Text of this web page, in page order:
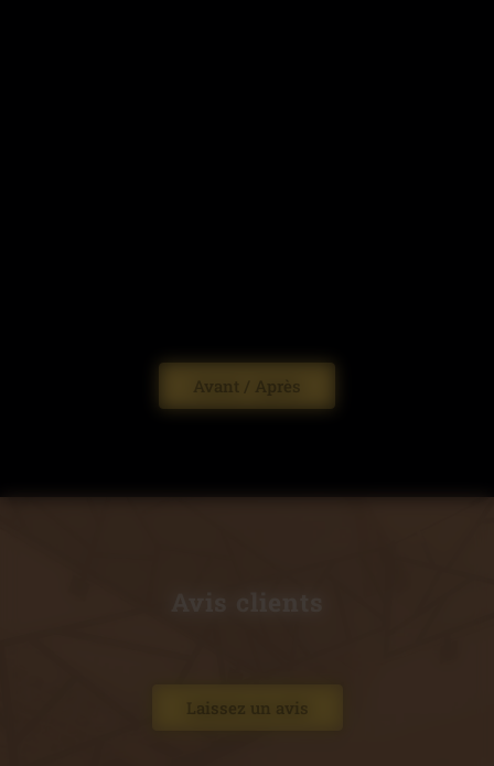
Avant / Après
Laissez un avis